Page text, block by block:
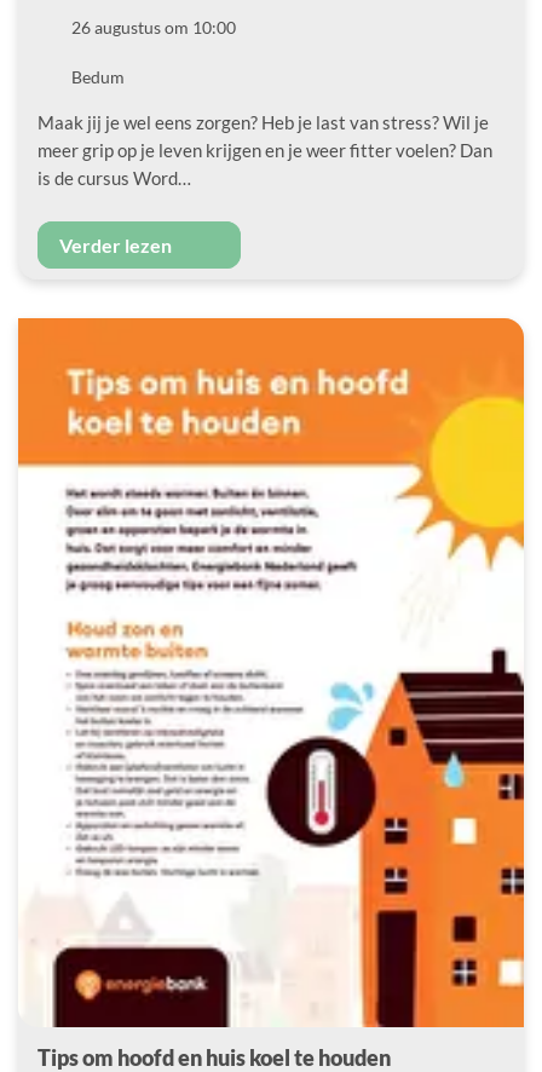
Datum26 augustus om 10:00
LocatieBedum
Maak jij je wel eens zorgen? Heb je last van stress? Wil je
meer grip op je leven krijgen en je weer fitter voelen? Dan
is de cursus Word…
Verder lezen
Tips om hoofd en huis koel te houden